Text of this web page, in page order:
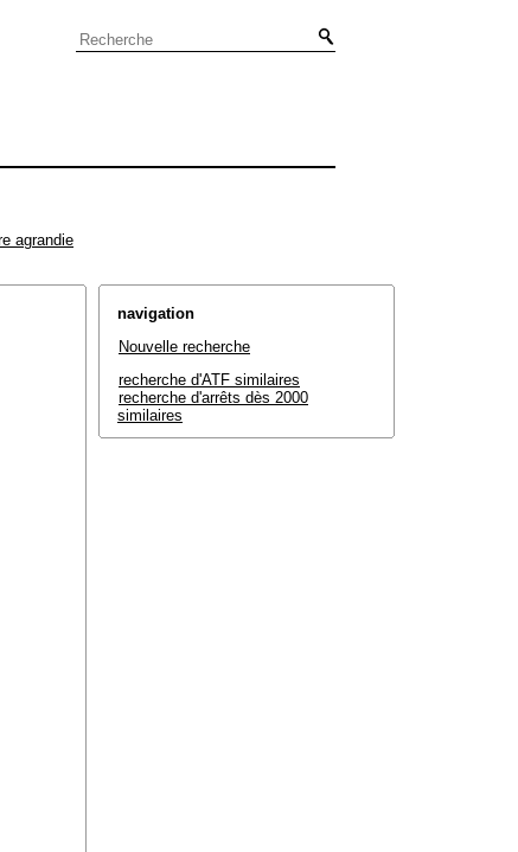
agrandie
navigation
Nouvelle recherche
recherche d'ATF similaires
recherche d'arrêts dès 2000
similaires